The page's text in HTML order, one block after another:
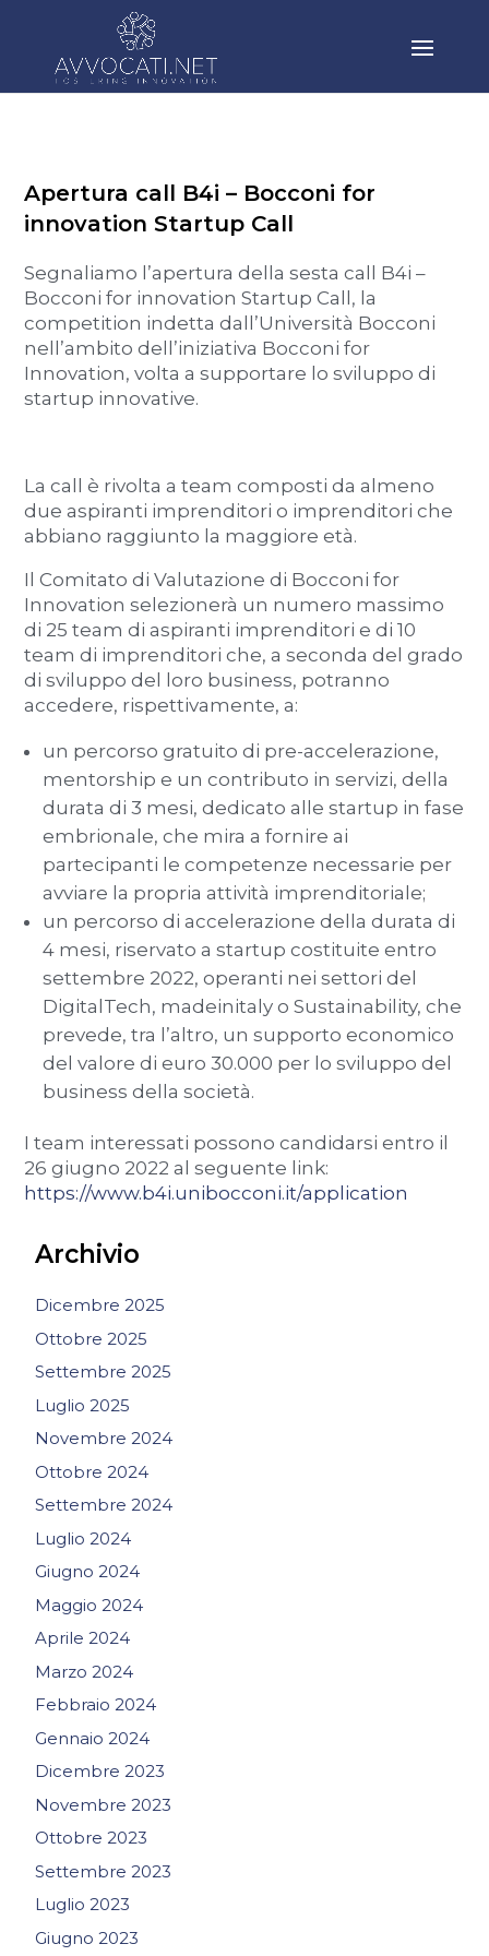
Apertura call B4i – Bocconi for
innovation Startup Call
Segnaliamo l’apertura della sesta call B4i –
Bocconi for innovation Startup Call, la
competition indetta dall’Università Bocconi
nell’ambito dell’iniziativa Bocconi for
Innovation, volta a supportare lo sviluppo di
startup innovative.
La call è rivolta a team composti da almeno
due aspiranti imprenditori o imprenditori che
abbiano raggiunto la maggiore età.
Il Comitato di Valutazione di Bocconi for
Innovation selezionerà un numero massimo
di 25 team di aspiranti imprenditori e di 10
team di imprenditori che, a seconda del grado
di sviluppo del loro business, potranno
accedere, rispettivamente, a:
un percorso gratuito di pre-accelerazione,
mentorship e un contributo in servizi, della
durata di 3 mesi, dedicato alle startup in fase
embrionale, che mira a fornire ai
partecipanti le competenze necessarie per
avviare la propria attività imprenditoriale;
un percorso di accelerazione della durata di
4 mesi, riservato a startup costituite entro
settembre 2022, operanti nei settori del
DigitalTech, madeinitaly o Sustainability, che
prevede, tra l’altro, un supporto economico
del valore di euro 30.000 per lo sviluppo del
business della società.
I team interessati possono candidarsi entro il
26 giugno 2022 al seguente link:
https://www.b4i.unibocconi.it/application
Archivio
Dicembre 2025
Ottobre 2025
Settembre 2025
Luglio 2025
Novembre 2024
Ottobre 2024
Settembre 2024
Luglio 2024
Giugno 2024
Maggio 2024
Aprile 2024
Marzo 2024
Febbraio 2024
Gennaio 2024
Dicembre 2023
Novembre 2023
Ottobre 2023
Settembre 2023
Luglio 2023
Giugno 2023